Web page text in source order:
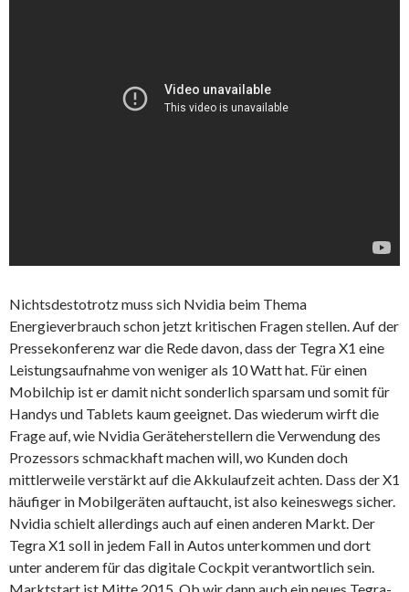
Nichtsdestotrotz muss sich Nvidia beim Thema
Energieverbrauch schon jetzt kritischen Fragen stellen. Auf der
Pressekonferenz war die Rede davon, dass der Tegra X1 eine
Leistungsaufnahme von weniger als 10 Watt hat. Für einen
Mobilchip ist er damit nicht sonderlich sparsam und somit für
Handys und Tablets kaum geeignet. Das wiederum wirft die
Frage auf, wie Nvidia Geräteherstellern die Verwendung des
Prozessors schmackhaft machen will, wo Kunden doch
mittlerweile verstärkt auf die Akkulaufzeit achten. Dass der X1
häufiger in Mobilgeräten auftaucht, ist also keineswegs sicher.
Nvidia schielt allerdings auch auf einen anderen Markt. Der
Tegra X1 soll in jedem Fall in Autos unterkommen und dort
unter anderem für das digitale Cockpit verantwortlich sein.